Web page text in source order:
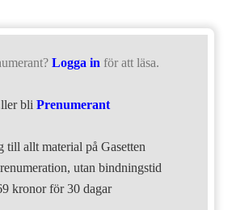
Logga in för att läsa.
bli Prenumerant
till allt material på Gasetten
utan bindningstid
kronor för 30 dagar